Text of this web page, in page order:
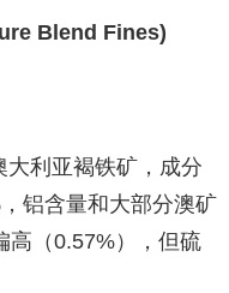
Blend Fines)
利亚褐铁矿，成分
铝含量和大部分澳矿
高（0.57%），但硫